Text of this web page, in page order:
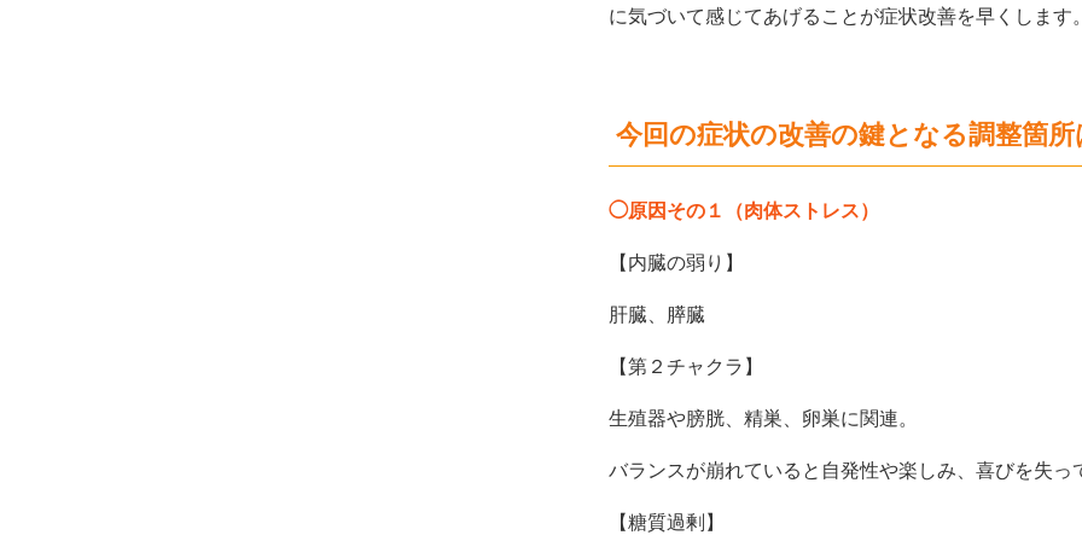
に気づいて感じてあげることが症状改善を早くします。
今回の症状の改善の鍵となる調整箇所
◯原因その１（肉体ストレス）
【内臓の弱り】
肝臓、膵臓
【第２チャクラ】
生殖器や膀胱、精巣、卵巣に関連。
バランスが崩れていると自発性や楽しみ、喜びを失っ
【糖質過剰】